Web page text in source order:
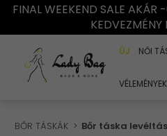
FINAL WEEKEND SALE
KEDVEZMÉNY
ÚJ NŐI
VÉLEMÉNYEK
BŐR TÁSKÁK Bőr táska